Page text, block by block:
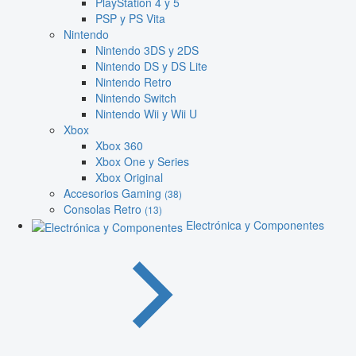
PSP y PS Vita
Nintendo
Nintendo 3DS y 2DS
Nintendo DS y DS Lite
Nintendo Retro
Nintendo Switch
Nintendo Wii y Wii U
Xbox
Xbox 360
Xbox One y Series
Xbox Original
Accesorios Gaming (38)
Consolas Retro (13)
Electrónica y Componentes